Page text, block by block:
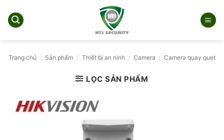
qua
Trang chủ / Sản phẩm / Thiết bị an ninh / Camera / Camera quay quet
LỌC SẢN PHẨM